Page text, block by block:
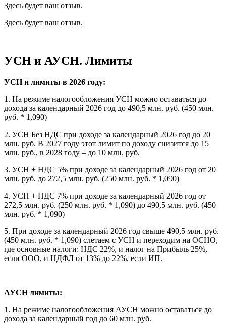
Здесь будет ваш отзыв.
Здесь будет ваш отзыв.
УСН и АУСН. Лимиты
УСН и лимиты в 2026 году:
1. На режиме налогообложения УСН можно оставаться до
дохода за календарный 2026 год до 490,5 млн. руб. (450 млн.
руб. * 1,090)
2. УСН Без НДС при доходе за календарный 2026 год до 20
млн. руб. В 2027 году этот лимит по доходу снизится до 15
млн. руб., в 2028 году – до 10 млн. руб.
3. УСН + НДС 5% при доходе за календарный 2026 год от 20
млн. руб. до 272,5 млн. руб. (250 млн. руб. * 1,090)
4. УСН + НДС 7% при доходе за календарный 2026 год от
272,5 млн. руб. (250 млн. руб. * 1,090) до 490,5 млн. руб. (450
млн. руб. * 1,090)
5. При доходе за календарный 2026 год свыше 490,5 млн. руб.
(450 млн. руб. * 1,090) слетаем с УСН и переходим на ОСНО,
где основные налоги: НДС 22%, и налог на Прибыль 25%,
если ООО, и НДФЛ от 13% до 22%, если ИП.
АУСН лимиты:
1. На режиме налогообложения АУСН можно оставаться до
дохода за календарный год до 60 млн. руб.